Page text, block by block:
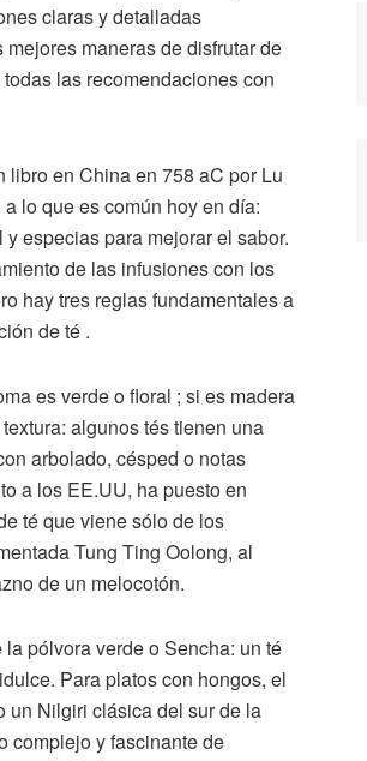
claras y detalladas
maneras de disfrutar de
las recomendaciones con
libro en China en 758 aC por Lu
lo que es común hoy en día:
especias para mejorar el sabor.
de las infusiones con los
hay tres reglas fundamentales a
de té .
es verde o floral ; si es madera
algunos tés tienen una
arbolado, césped o notas
a los EE.UU, ha puesto en
té que viene sólo de los
Tung Ting Oolong, al
de un melocotón.
pólvora verde o Sencha: un té
Para platos con hongos, el
un Nilgiri clásica del sur de la
complejo y fascinante de